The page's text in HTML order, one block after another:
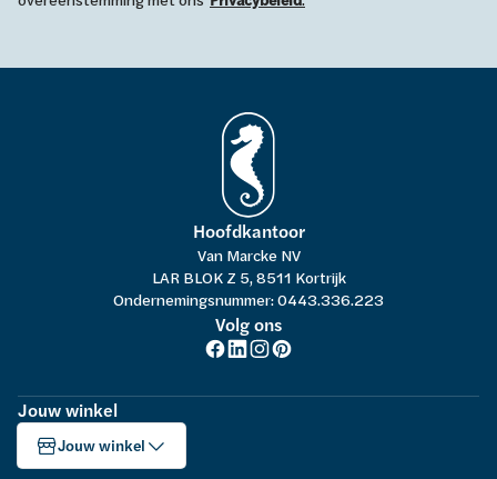
Hoofdkantoor
Van Marcke NV
LAR BLOK Z 5, 8511 Kortrijk
Ondernemingsnummer: 0443.336.223
Volg ons
Jouw winkel
Jouw winkel